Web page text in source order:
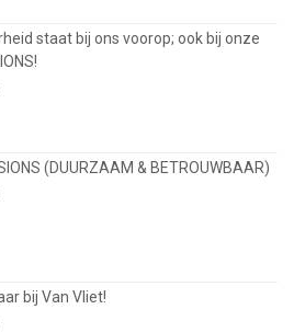
staat bij ons voorop; ook bij onze
(DUURZAAM & BETROUWBAAR)
bij Van Vliet!